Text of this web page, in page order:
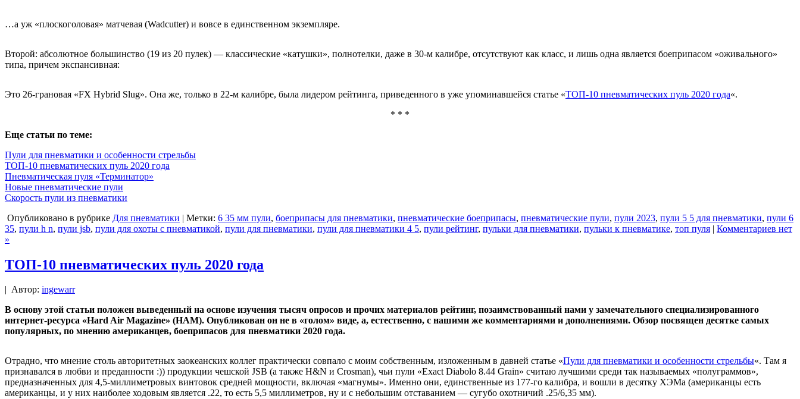
…а уж «плоскоголовая» матчевая (Wadcutter) и вовсе в единственном экземпляре.
Второй: абсолютное большинство (19 из 20 пулек) — классические «катушки», полнотелки, даже в 30-м калибре, отсутствуют как класс, и лишь одна является боеприпасом «оживального»
типа, причем экспансивная:
Это 26-грановая «FX Hybrid Slug». Она же, только в 22-м калибре, была лидером рейтинга, приведенного в уже упоминавшейся статье «ТОП-10 пневматических пуль 2020 года«.
* * *
Еще статьи по теме:
Пули для пневматики и особенности стрельбы
ТОП-10 пневматических пуль 2020 года
Пневматическая пуля «Терминатор»
Новые пневматические пули
Скорость пули из пневматики
Опубликовано в рубрике Для пневматики | Метки: 6 35 мм пули, боеприпасы для пневматики, пневматические боеприпасы, пневматические пули, пули 2023, пули 5 5 для пневматики, пули 6
35, пули h n, пули jsb, пули для охоты с пневматикой, пули для пневматики, пули для пневматики 4 5, пули рейтинг, пульки для пневматики, пульки к пневматике, топ пуля | Комментариев нет
»
ТОП-10 пневматических пуль 2020 года
| Автор: ingewarr
В основу этой статьи положен выведенный на основе изучения тысяч опросов и прочих материалов рейтинг, позаимствованный нами у замечательного специализированного
интернет-ресурса «Hard Air Magazine» (HAM). Опубликован он не в «голом» виде, а, естественно, с нашими же комментариями и дополнениями. Обзор посвящен десятке самых
популярных, по мнению американцев, боеприпасов для пневматики 2020 года.
Отрадно, что мнение столь авторитетных заокеанских коллег практически совпало с моим собственным, изложенным в давней статье «Пули для пневматики и особенности стрельбы«. Там я
признавался в любви и преданности :)) продукции чешской JSB (а также H&N и Crosman), чьи пули «Exact Diabolo 8.44 Grain» считаю лучшими среди так называемых «полуграммов»,
предназначенных для 4,5-миллиметровых винтовок средней мощности, включая «магнумы». Именно они, единственные из 177-го калибра, и вошли в десятку ХЭМа (американцы есть
американцы, и у них наиболее ходовым является .22, то есть 5,5 миллиметров, ну и с небольшим отставанием — сугубо охотничий .25/6,35 мм).